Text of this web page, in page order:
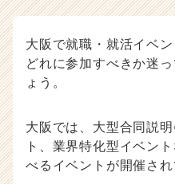
対
策・
就
ウ
記
大阪で就職・就活イベ
どれに参加すべきか迷
ょう。
大阪では、大型合同説
ト、業界特化型イベン
べるイベントが開催され